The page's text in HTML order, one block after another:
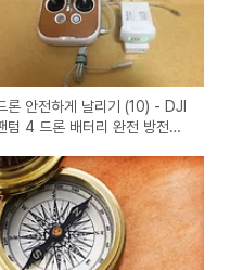
론 안전하게 날리기 (10) - DJI
텀 4 드론 배터리 완전 방전시